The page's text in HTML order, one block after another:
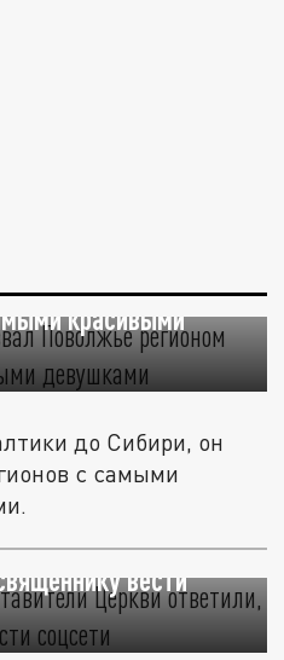
Поволжье
красивыми
до Сибири, он
с самыми
Церкви
вести